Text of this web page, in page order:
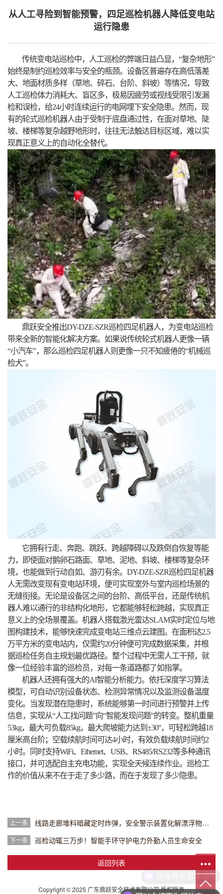
从人工寻险到智能预警，四足巡检机器人降低变电站
运行隐患
传统变电站巡检中，人工巡检的弊端日益凸显，“复杂地形”
始终是制约巡检效率与安全的瓶颈。设备区普遍存在高低落差
大、地面材质多样（草地、碎石、台阶、斜坡）等情况，导致
人工巡检体力消耗大、盲区多，极易因疲劳或视线受限引发漏
检和误检，给24小时连续运行的电网埋下安全隐患。然而，现
有的轮式巡检机器人由于受制于底盘通过性，在面对草地、陡
坡、楼梯等复杂越野地形时，往往无法触达目标区域，难以实
现真正意义上的自动化全替代。
鼎跃安全推出DY-DZE-SZR巡检四足机器人，为变电站巡检
带来全新的智能化解决方案。如果说传统轮式机器人更像一辆
“小汽车”，那么巡检四足机器人则更像一只不知疲倦的“机械巡
检犬”。
它拥有行走、奔跑、跳跃、跨越障碍以及跌倒自恢复等能
力，即使面对鹅卵石路面、草地、泥地、斜坡、楼梯等复杂环
境，也能做到行动自如、游刃有余。DY-DZE-SZR巡检四足机器
人无需改变现有变电站环境，便可实现室外与室内巡检场景的
无缝衔接。无论是设备区之间的台阶、高低平台，还是传统机
器人难以通行的非结构化地形，它都能够轻松跨越，实现真正
意义上的全场景覆盖。机器人搭载激光雷达SLAM实时定位与地
图构建技术，能够快速完成变电站三维点云建图。在面积达2.5
万平方米的变电站内，仅需约20分钟便可完成数据采集，并根
据巡检任务自主规划最优路径。整个过程中无需人工干预，就
像一位经验丰富的巡检员，对每一条道路都了如指掌。
机器人还拥有强大的AI智能分析能力。依托深度学习算法
模型，可自动识别设备状态、检测异常情况以及监测设备温度
变化。当发现潜在隐患时，系统能够第一时间进行预警并上传
信息，实现从“人工找问题”向“智能发现问题”的转变。整机重量
53kg，最大可负载85kg，最大爬坡能力达到±30°，可轻松跨越18
厘米高台阶；空载续航时间可达4小时，有效负载续航时间约2
小时。同时支持WiFi、Ethernet、USB、RS485/RS232等多种通讯
接口，并可选配自主充电功能，实现全天候连续作业。巡检工
作的价值从来不在于走了多少路，而在于发现了多少隐患。
上一条 线路走廊堆料暗藏定时炸弹，安全警示装置化解漂浮物风险
下一条 巡检动辄三万步！智能手环守护电力外勤人员生命安全
返回列表
Copyright © 2025 广东鼎跃安全技术有限公司 版权所有
现在有优惠活动吗